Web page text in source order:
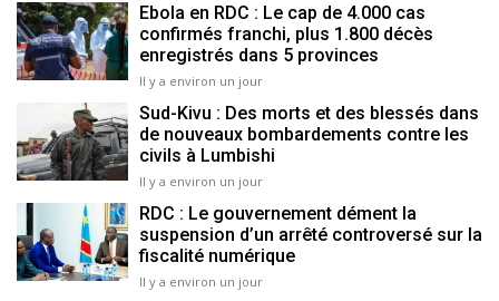
Ebola en RDC : Le cap de 4.000 cas
confirmés franchi, plus 1.800 décès
enregistrés dans 5 provinces
Il y a environ un jour
Sud-Kivu : Des morts et des blessés dans
de nouveaux bombardements contre les
civils à Lumbishi
Il y a environ un jour
RDC : Le gouvernement dément la
suspension d’un arrêté controversé sur la
fiscalité numérique
Il y a environ un jour